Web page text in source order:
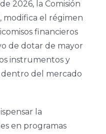
2026, la Comisión
modifica el régimen
financieros
de dotar de mayor
instrumentos y
del mercado
la
en programas